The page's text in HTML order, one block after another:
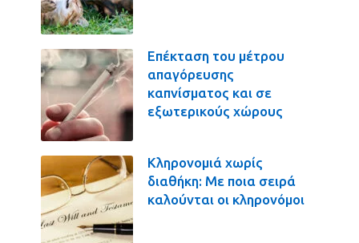
Επέκταση του μέτρου
απαγόρευσης
καπνίσματος και σε
εξωτερικούς χώρους
Κληρονομιά χωρίς
διαθήκη: Με ποια σειρά
καλούνται οι κληρονόμοι